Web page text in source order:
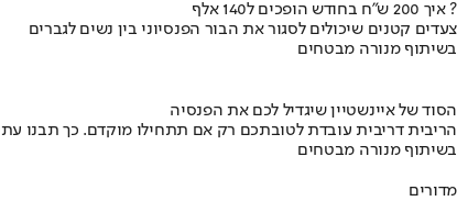
איך 200 ש"ח בחודש הופכים ל140 אלף ?
צעדים קטנים שיכולים לסגור את הבור הפנסיוני בין נשים לגברים
בשיתוף מנורה מבטחים
הסוד של איינשטיין שיגדיל לכם את הפנסיה
הריבית דריבית עובדת לטובתכם רק אם תתחילו מוקדם. כך תבנו
בשיתוף מנורה מבטחים
מדורים